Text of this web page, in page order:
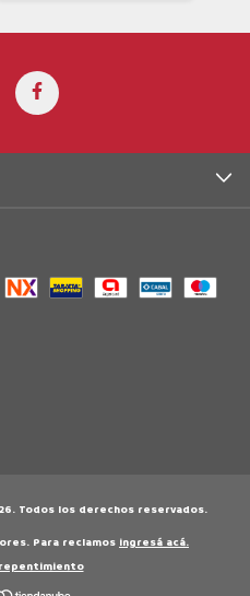
Todos los derechos reservados.
Para reclamos ingresá acá.